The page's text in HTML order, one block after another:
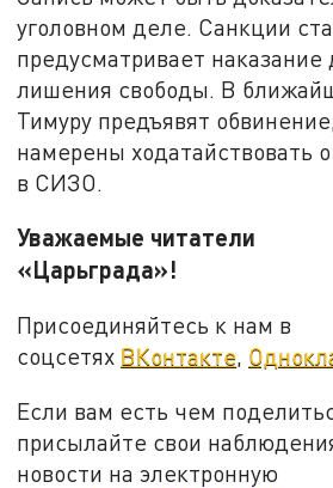
уголовном деле. Санкции
предусматривает наказание
лишения свободы. В
Тимуру предъявят
намерены ходатайствовать
в СИЗО.
Уважаемые читатели
«Царьграда»!
Присоединяйтесь к нам в
соцсетях ВКонтакте,
Если вам есть чем
присылайте свои
новости на электронную